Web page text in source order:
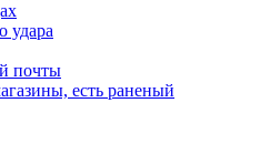
удара
почты
есть раненый